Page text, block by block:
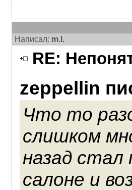
Написал: m.l.
RE:
zeppellin
Что то
слишком
назад стал
салоне и